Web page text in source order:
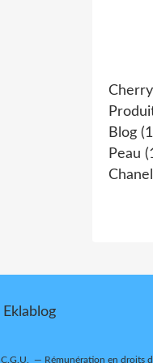
Blog
Peau
Chanel
Eklablog
C.G.U. Rémunération en droits